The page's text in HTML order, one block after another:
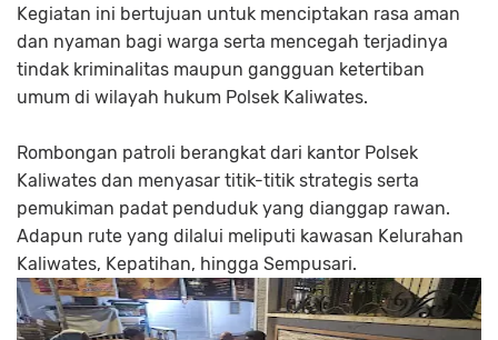
Kegiatan ini bertujuan untuk menciptakan rasa aman
dan nyaman bagi warga serta mencegah terjadinya
tindak kriminalitas maupun gangguan ketertiban
umum di wilayah hukum Polsek Kaliwates.
Rombongan patroli berangkat dari kantor Polsek
Kaliwates dan menyasar titik-titik strategis serta
pemukiman padat penduduk yang dianggap rawan.
Adapun rute yang dilalui meliputi kawasan Kelurahan
Kaliwates, Kepatihan, hingga Sempusari.